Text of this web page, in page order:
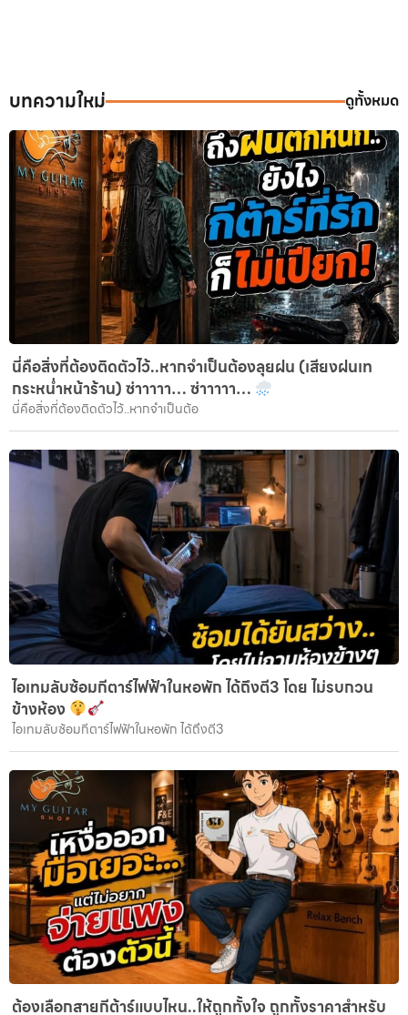
บทความใหม่ ดูทั้งหมด
นี่คือสิ่งที่ต้องติดตัวไว้..หากจำเป็นต้องลุยฝน (เสียงฝนเท
กระหน่ำหน้าร้าน) ซ่าาาาา… ซ่าาาาา…
นี่คือสิ่งที่ต้องติดตัวไว้..หากจำเป็นต้อ
ไอเทมลับซ้อมกีตาร์ไฟฟ้าในหอพัก ได้ถึงตี3 โดย ไม่รบกวน
ข้างห้อง
ไอเทมลับซ้อมกีตาร์ไฟฟ้าในหอพัก ได้ถึงตี3
ต้องเลือกสายกีต้าร์แบบไหน..ให้ถูกทั้งใจ ถูกทั้งราคาสำหรับ